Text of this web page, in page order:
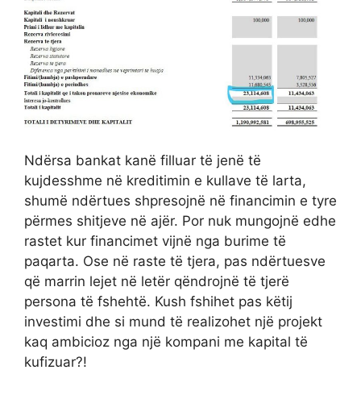
Ndërsa bankat kanë filluar të jenë të
kujdesshme në kreditimin e kullave të larta,
shumë ndërtues shpresojnë në financimin e tyre
përmes shitjeve në ajër. Por nuk mungojnë edhe
rastet kur financimet vijnë nga burime të
paqarta. Ose në raste të tjera, pas ndërtuesve
që marrin lejet në letër qëndrojnë të tjerë
persona të fshehtë. Kush fshihet pas këtij
investimi dhe si mund të realizohet një projekt
kaq ambicioz nga një kompani me kapital të
kufizuar?!